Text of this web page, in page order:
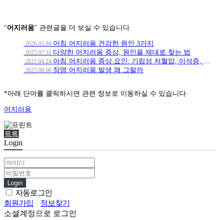
"어지러움" 관련글을 더 보실 수 있습니다
2026.05.04 아침 어지러움 건강한 원인 3가지
2025.07.31 다양한 어지러움 증상, 원인을 제대로 찾는 법
2021.04.24 아침 어지러움 증상 요인: 기립성 저혈압, 이석증, 역류성식도염
2025.08.06 장염 어지러움 발생 왜 그럴까
*아래 단어를 클릭하시면 관련 정보로 이동하실 수 있습니다
어지러움
목록
Login
Login
자동로그인
회원가입 | 정보찾기
소셜계정으로 로그인